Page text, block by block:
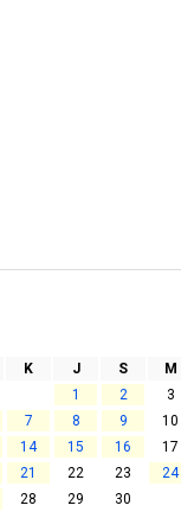
K J S
M
1
2
3
7 8 9
10
14 15 16
17
21 22 23
24
28 29
30